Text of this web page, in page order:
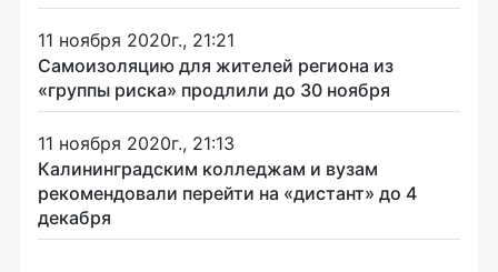
11 ноября 2020г., 21:21
Самоизоляцию для жителей региона из
«группы риска» продлили до 30 ноября
11 ноября 2020г., 21:13
Калининградским колледжам и вузам
рекомендовали перейти на «дистант» до 4
декабря